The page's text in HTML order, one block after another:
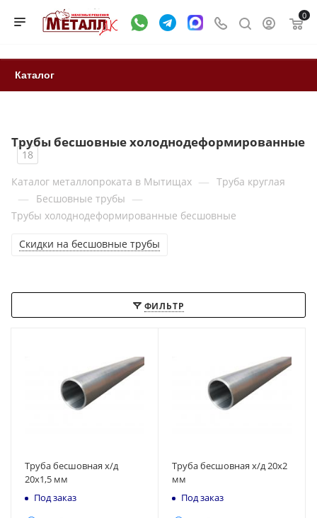
0
Каталог
Трубы бесшовные холоднодеформированные
18
Каталог металлопроката в Мытищах — Труба круглая
— Бесшовные трубы —
Трубы холоднодеформированные бесшовные
Скидки на бесшовные трубы
ФИЛЬТР
Труба бесшовная х/д
20х1,5 мм
Под заказ
Труба бесшовная х/д 20х2
мм
Под заказ